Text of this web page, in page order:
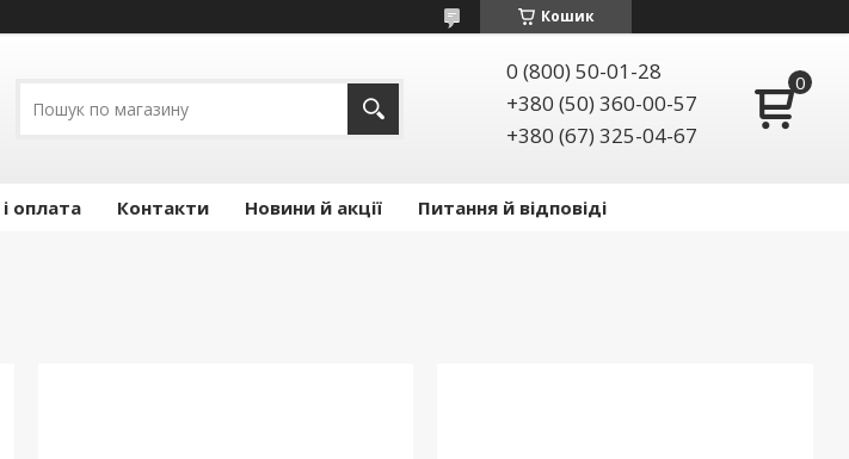
Кошик
0 (800) 50-01-28
+380 (50) 360-00-57
+380 (67) 325-04-67
оплата Контакти Новини й акції Питання й відповіді